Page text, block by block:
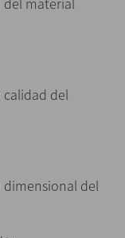
material
del
del